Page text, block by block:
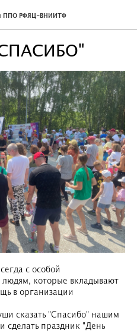
ППО РФЯЦ-ВНИИТФ
с особой
людям, которые вкладывают
в организации
сказать "Спасибо" нашим
сделать праздник "День